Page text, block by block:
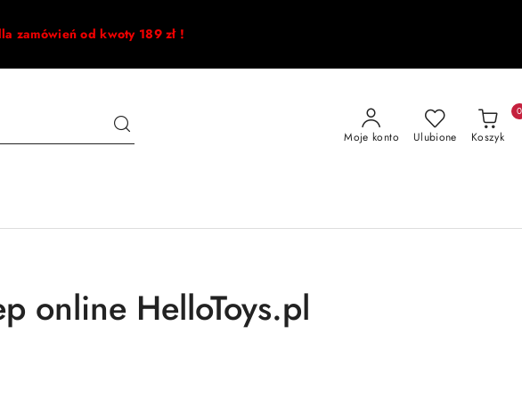
zamówień od kwoty 189 zł !
Moje konto Ulubione Koszyk
0
online HelloToys.pl